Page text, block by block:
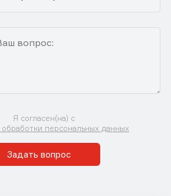
Я согласен(на) с
персональных данных
Задать вопрос